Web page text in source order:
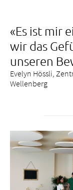
«Es ist mir
wir das
unseren
Evelyn Hössli,
Wellenberg